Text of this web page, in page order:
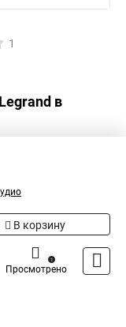
1
Legrand в
В корзину
Просмотрено
1